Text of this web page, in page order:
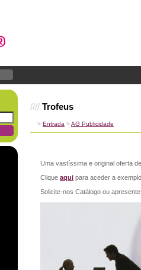
//// Trofeus
> Entrada >AG Publicidade
Uma vastíssima e original oferta
Clique aqui para aceder a
Solicite-nos Catálogo ou